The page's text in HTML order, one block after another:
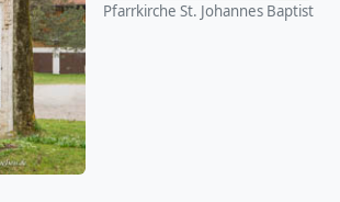
Pfarrkirche St. Johannes Baptist